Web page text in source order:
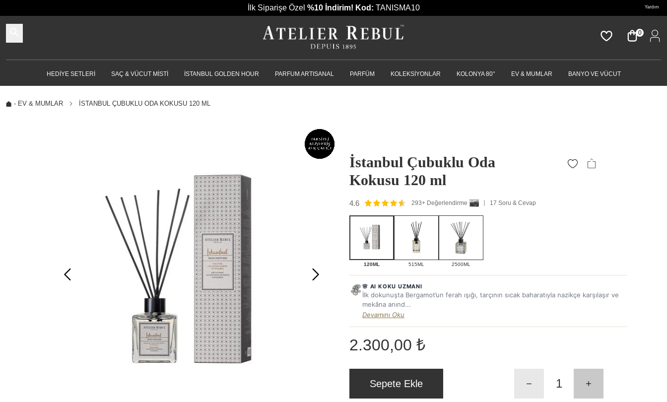
İlk Siparişe Özel %10 İndirim! Kod: TANISMA10 Yardım
0
HEDIYE SETLERI SAÇ & VÜCUT MISTI İSTANBUL GOLDEN HOUR PARFUM ARTISANAL PARFÜM KOLEKSIYONLAR KOLONYA 80° EV & MUMLAR BANYO VE VÜCUT
- EV & MUMLAR İSTANBUL ÇUBUKLU ODA KOKUSU 120 ML
İstanbul Çubuklu Oda
Kokusu 120 ml
4.6 293+ Değerlendirme 17 Soru & Cevap
120ML 515ML 2500ML
🌸 AI KOKU UZMANI
İlk dokunuşta Bergamot’un ferah ışığı, tarçının sıcak baharatıyla nazikçe karşılaşır ve
mekâna anınd...
Devamını Oku
2.300,00 ₺
Sepete Ekle